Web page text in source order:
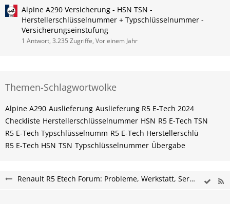
Alpine A290 Versicherung - HSN TSN -
Herstellerschlüsselnummer + Typschlüsselnummer -
Versicherungseinstufung
1 Antwort, 3.235 Zugriffe, Vor einem Jahr
Themen-Schlagwortwolke
Alpine A290 Auslieferung Auslieferung R5 E-Tech 2024
Checkliste Herstellerschlüsselnummer HSN R5 E-Tech​​​​ TSN
R5 E-Tech​​​​ Typschlüsselnumm R5 E-Tech​​​​​ Herstellerschlü
R5 E-Tech​​​​​ HSN TSN Typschlüsselnummer Übergabe
Renault R5 Etech Forum: Probleme, Werkstatt, Service und Tipps